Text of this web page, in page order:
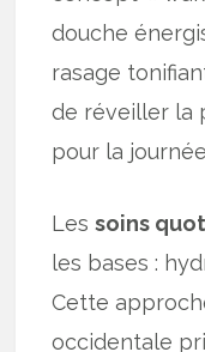
douche
rasage
de réveiller la
pour la
Lessoins
les bases :
Cette
occidentale